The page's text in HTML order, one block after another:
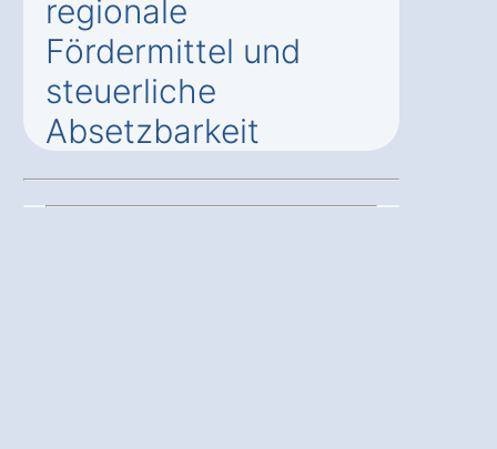
regionale
Fördermittel und
steuerliche
Absetzbarkeit